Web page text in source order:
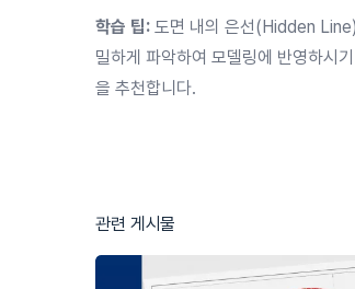
학습 팁: 도면 내의 은선(Hidden
밀하게 파악하여 모델링에 반영하시
을 추천합니다.
관련 게시물